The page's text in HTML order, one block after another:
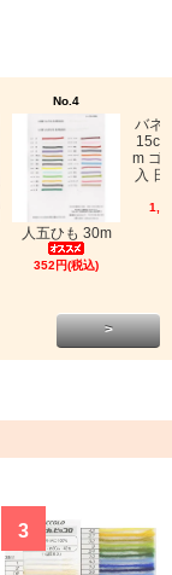
No.4
人五ひも 30m
352円(税込)
バネ
m ゴ
入
>
3